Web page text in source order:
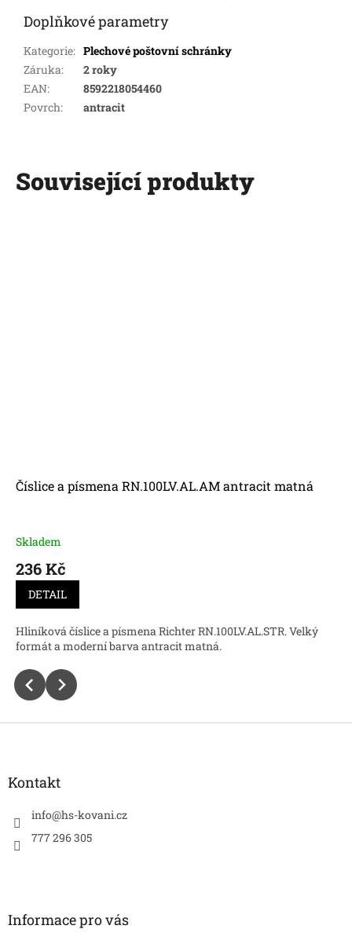
Doplňkové parametry
Kategorie: Plechové poštovní schránky
Záruka:
2 roky
EAN:
8592218054460
Povrch: antracit
Související produkty
Číslice a písmena RN.100LV.AL.AM antracit matná
Skladem
236 Kč
DETAIL
Hliníková číslice a písmena Richter RN.100LV.AL.STR. Velký
formát a moderní barva antracit matná.
Z
Kontakt
info@hs-kovani.cz
777 296 305
Informace pro vás